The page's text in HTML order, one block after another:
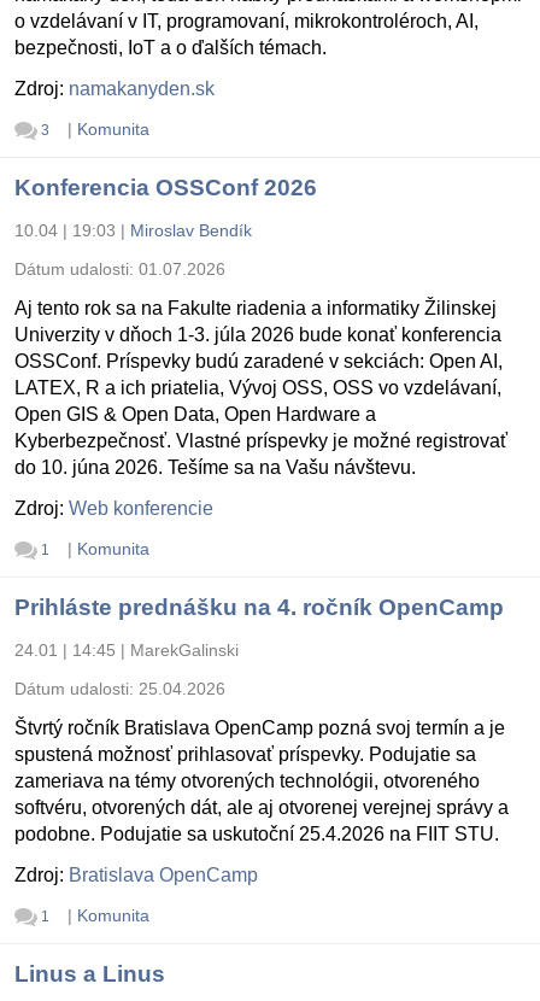
o vzdelávaní v IT, programovaní, mikrokontroléroch, AI,
bezpečnosti, IoT a o ďalších témach.
Zdroj: namakanyden.sk
3 | Komunita
Konferencia OSSConf 2026
10.04 | 19:03 | Miroslav Bendík
Dátum udalosti: 01.07.2026
Aj tento rok sa na Fakulte riadenia a informatiky Žilinskej
Univerzity v dňoch 1-3. júla 2026 bude konať konferencia
OSSConf. Príspevky budú zaradené v sekciách: Open AI,
LATEX, R a ich priatelia, Vývoj OSS, OSS vo vzdelávaní,
Open GIS & Open Data, Open Hardware a
Kyberbezpečnosť. Vlastné príspevky je možné registrovať
do 10. júna 2026. Tešíme sa na Vašu návštevu.
Zdroj: Web konferencie
1 | Komunita
Prihláste prednášku na 4. ročník OpenCamp
24.01 | 14:45 | MarekGalinski
Dátum udalosti: 25.04.2026
Štvrtý ročník Bratislava OpenCamp pozná svoj termín a je
spustená možnosť prihlasovať príspevky. Podujatie sa
zameriava na témy otvorených technológii, otvoreného
softvéru, otvorených dát, ale aj otvorenej verejnej správy a
podobne. Podujatie sa uskutoční 25.4.2026 na FIIT STU.
Zdroj: Bratislava OpenCamp
1 | Komunita
Linus a Linus